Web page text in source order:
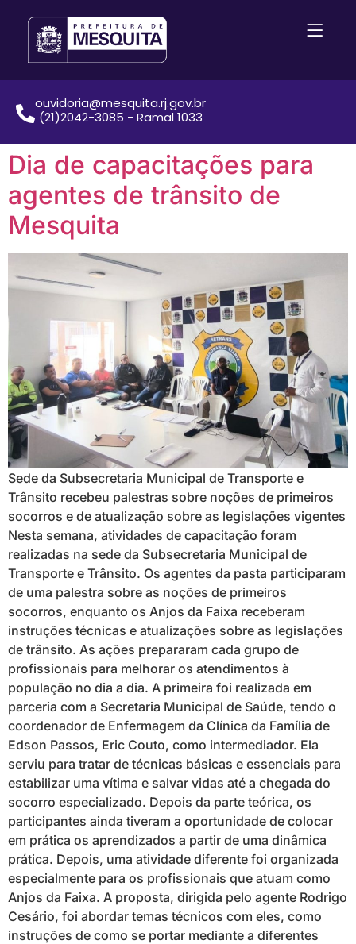
ouvidoria@mesquita.rj.gov.br
(21)2042-3085 - Ramal 1033
Dia de capacitações para
agentes de trânsito de
Mesquita
Sede da Subsecretaria Municipal de Transporte e
Trânsito recebeu palestras sobre noções de primeiros
socorros e de atualização sobre as legislações vigentes
Nesta semana, atividades de capacitação foram
realizadas na sede da Subsecretaria Municipal de
Transporte e Trânsito. Os agentes da pasta participaram
de uma palestra sobre as noções de primeiros
socorros, enquanto os Anjos da Faixa receberam
instruções técnicas e atualizações sobre as legislações
de trânsito. As ações prepararam cada grupo de
profissionais para melhorar os atendimentos à
população no dia a dia. A primeira foi realizada em
parceria com a Secretaria Municipal de Saúde, tendo o
coordenador de Enfermagem da Clínica da Família de
Edson Passos, Eric Couto, como intermediador. Ela
serviu para tratar de técnicas básicas e essenciais para
estabilizar uma vítima e salvar vidas até a chegada do
socorro especializado. Depois da parte teórica, os
participantes ainda tiveram a oportunidade de colocar
em prática os aprendizados a partir de uma dinâmica
prática. Depois, uma atividade diferente foi organizada
especialmente para os profissionais que atuam como
Anjos da Faixa. A proposta, dirigida pelo agente Rodrigo
Cesário, foi abordar temas técnicos com eles, como
instruções de como se portar mediante a diferentes